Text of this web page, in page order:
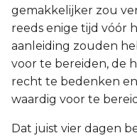
gemakkelijker zou
reeds enige tijd vóór
aanleiding zouden
voor te bereiden, de
recht te bedenken
waardig voor te
Dat juist vier dagen